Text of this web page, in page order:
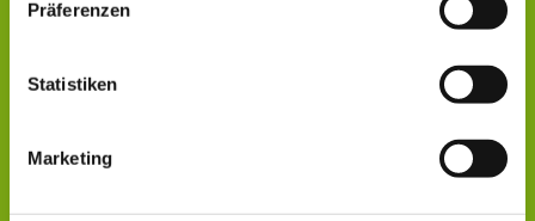
Präferenzen
Statistiken
Marketing